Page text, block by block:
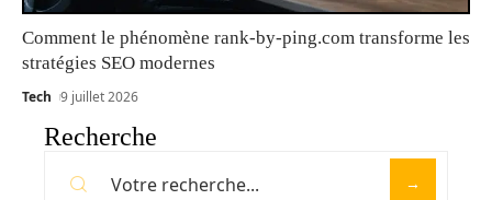
Comment le phénomène rank-by-ping.com transforme les
stratégies SEO modernes
Tech 9 juillet 2026
Recherche